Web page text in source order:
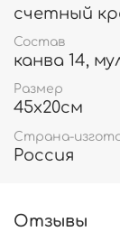
счетный
Состав
канва 14,
Размер
45х20см
Страна-
Россия
Отзывы